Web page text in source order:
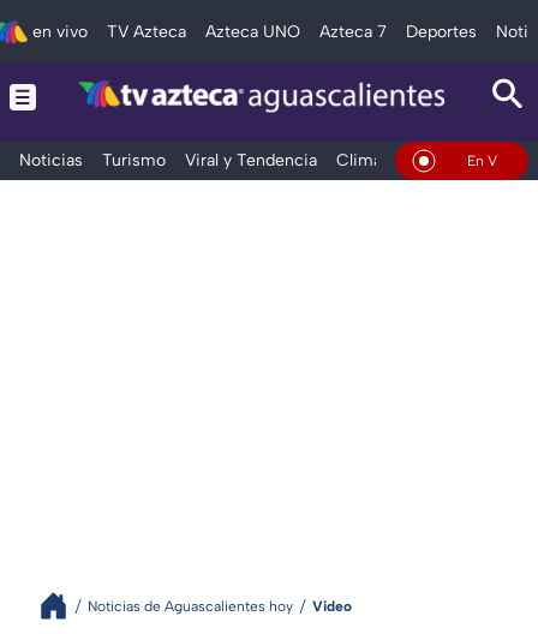
en vivo TV Azteca Azteca UNO Azteca 7 Deportes
Noticias Turismo Viral y Tendencia Clima DeportesEn Vivo
Noticias de Aguascalientes hoy Video